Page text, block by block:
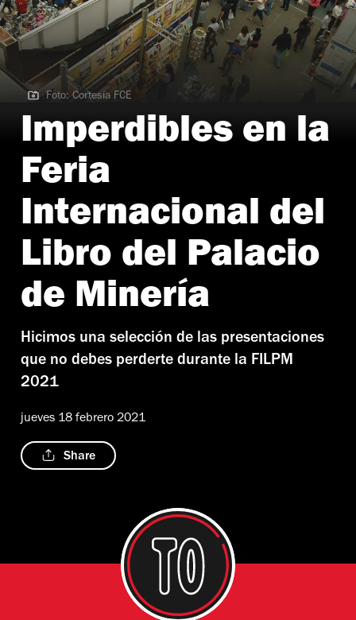
Foto: Cortesía FCE
Foto: Cortesía FCE
Imperdibles en la
Feria
Internacional del
Libro del Palacio
de Minería
Hicimos una selección de las presentaciones
que no debes perderte durante la FILPM
2021
jueves 18 febrero 2021
Share